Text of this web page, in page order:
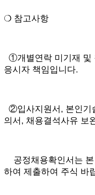
❍ 참고사항
①개별연락 미기재 및
응시자 책임입니다.
②입사지원서, 본인기
의서, 채용결석사유 보
공정채용확인서는 본
하여 제출하여 주식 바